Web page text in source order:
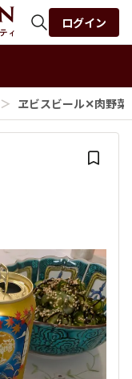
検索
ログイン
＞ ヱビスビール✕肉野菜